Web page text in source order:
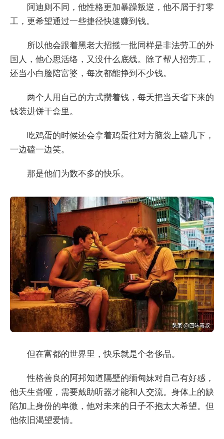
阿迪则不同，他性格更加暴躁叛逆，他不屑于打零
工，更希望通过一些捷径快速赚到钱。
所以他会跟着黑老大招揽一批同样是非法劳工的外
国人，他心思活络，又没什么底线。除了帮人招劳工，
还当小白脸陪富婆，每次都能挣到不少钱。
两个人用自己的方式攒着钱，每天把当天省下来的
钱装进饼干盒里。
吃鸡蛋的时候还会拿着鸡蛋往对方脑袋上磕几下，
一边磕一边笑。
那是他们为数不多的快乐。
但在富都的世界里，快乐就是个奢侈品。
性格善良的阿邦知道隔壁的缅甸妹对自己有好感，
他天生聋哑，需要戴助听器才能和人交流。身体上的缺
陷加上身份的卑微，他对未来的日子不抱太大希望。但
他依旧渴望爱情。